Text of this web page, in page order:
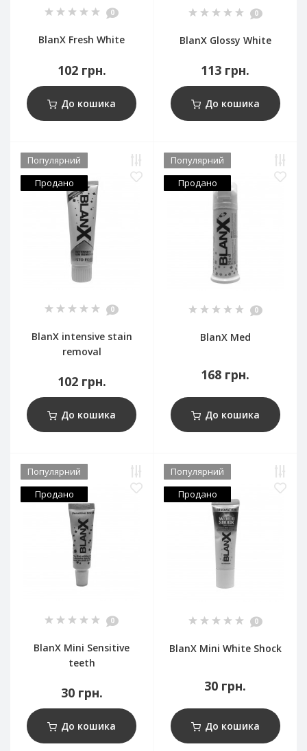
0
BlanX Fresh White
102 грн.
До кошика
0
BlanX Glossy White
113 грн.
До кошика
Популярний
Продано
0
BlanX intensive stain
removal
102 грн.
До кошика
Популярний
Продано
0
BlanX Med
168 грн.
До кошика
Популярний
Продано
0
BlanX Mini Sensitive
teeth
30 грн.
До кошика
Популярний
Продано
0
BlanX Mini White Shock
30 грн.
До кошика